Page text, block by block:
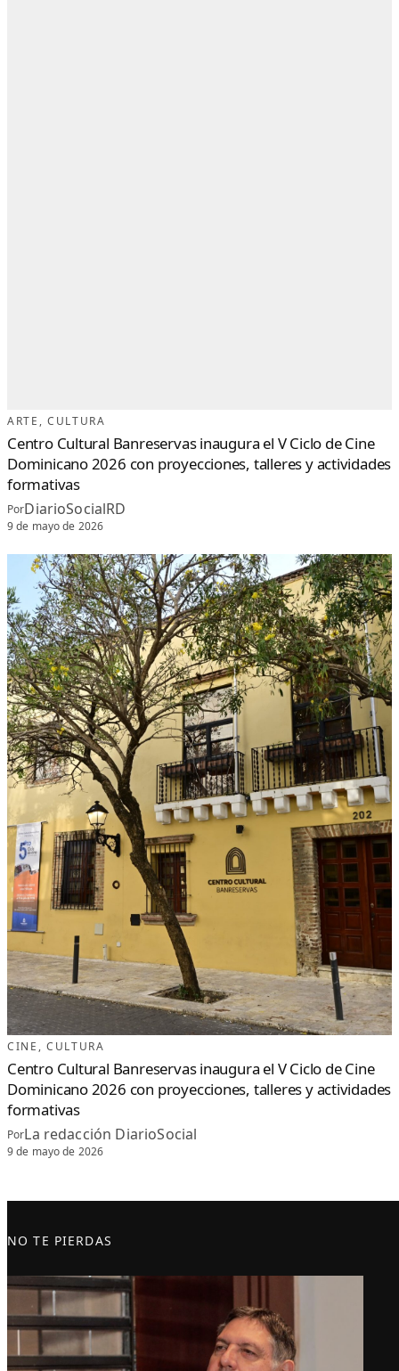
ARTE, CULTURA
Centro Cultural Banreservas inaugura el V Ciclo de Cine
Dominicano 2026 con proyecciones, talleres y actividades
formativas
PorDiarioSocialRD
9 de mayo de 2026
CINE , CULTURA
Centro Cultural Banreservas inaugura el V Ciclo de Cine
Dominicano 2026 con proyecciones, talleres y actividades
formativas
PorLa redacción DiarioSocial
9 de mayo de 2026
NO TE PIERDAS